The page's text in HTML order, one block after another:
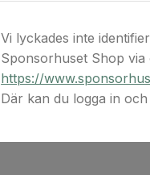
Vi lyckades inte
Sponsorhuset Shop via
https://
Där kan du logga in